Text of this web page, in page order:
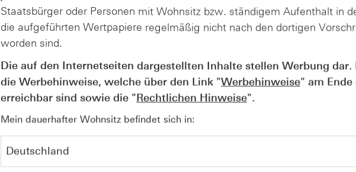
AUGUST
07
Wie lange bleibt der DAX® in
Rekordlaune? - ntv Zertifikate
07.08.26
Staatsbürger oder Personen mit Wohnsitz bzw. ständigem Aufenthalt in
die aufgeführten Wertpapiere regelmäßig nicht nach den dortigen
worden sind.
Die auf den Internetseiten dargestellten Inhalte stellen Werbung dar.
die Werbehinweise, welche über den Link "Werbehinweise" am
erreichbar sind sowie die "Rechtlichen Hinweise".
Mein dauerhafter Wohnsitz befindet sich in: